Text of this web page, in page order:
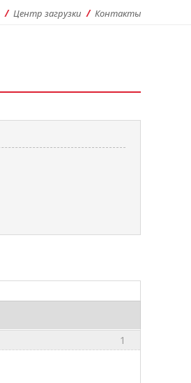
Центр загрузки Контакты
1